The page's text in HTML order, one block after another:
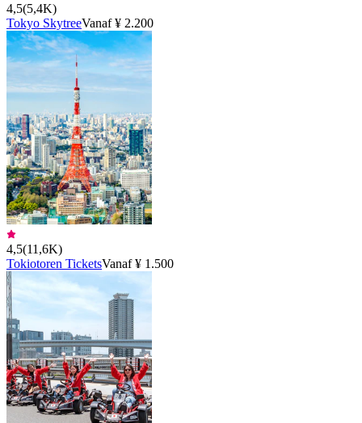
4,5(5,4K)
Tokyo SkytreeVanaf ¥ 2.200
4,5(11,6K)
Tokiotoren TicketsVanaf ¥ 1.500